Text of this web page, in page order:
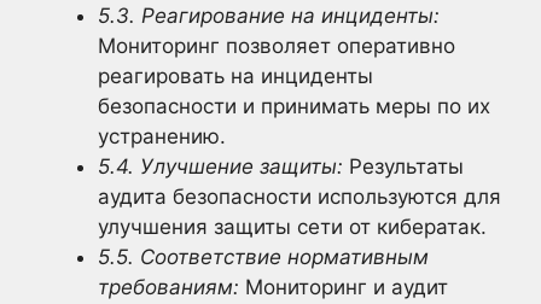
5.3. Реагирование на инциденты:
Мониторинг позволяет оперативно
реагировать на инциденты
безопасности и принимать меры по их
устранению.
5.4. Улучшение защиты: Результаты
аудита безопасности используются для
улучшения защиты сети от кибератак.
5.5. Соответствие нормативным
требованиям: Мониторинг и аудит